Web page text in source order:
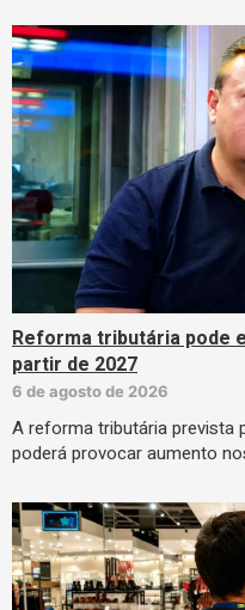
Reforma tributária pode
partir de 2027
6 de agosto de 2026
A reforma tributária prevista
poderá provocar aumento